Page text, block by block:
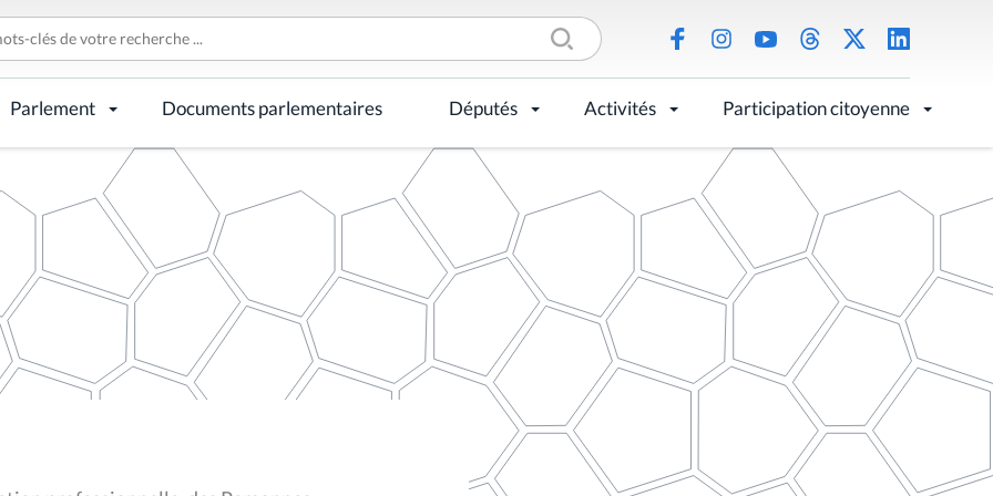
Parlement Documents parlementaires Députés Activités Participation citoyenne